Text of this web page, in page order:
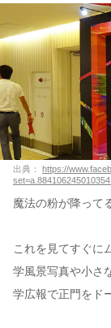
出典：
https://
魔法の粉が降って
これを見てすぐに
学風景写真や小さ
学広報で正門をド